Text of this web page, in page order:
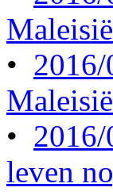
Maleisië
•
Maleisië
• 2016/
leven